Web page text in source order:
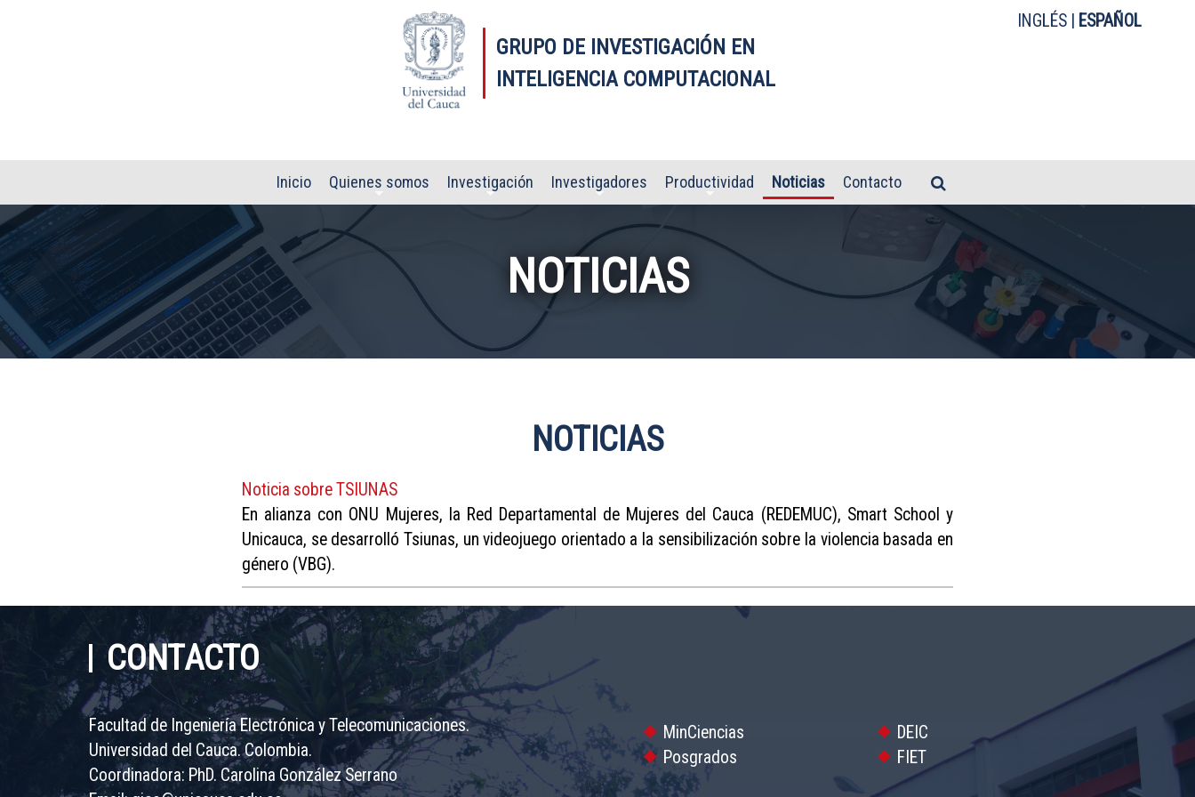
INGLÉS ESPAÑOL
GRUPO DE INVESTIGACIÓN EN
INTELIGENCIA COMPUTACIONAL
Inicio Quienes somos Investigación Investigadores Productividad Noticias Contacto
NOTICIAS
NOTICIAS
Noticia sobre TSIUNAS
En alianza con ONU Mujeres, la Red Departamental de Mujeres del Cauca (REDEMUC), Smart School y
Unicauca, se desarrolló Tsiunas, un videojuego orientado a la sensibilización sobre la violencia basada en
género (VBG).
CONTACTO
Facultad de Ingeniería Electrónica y Telecomunicaciones.
Universidad del Cauca. Colombia.
Coordinadora: PhD. Carolina González Serrano
MinCiencias
Posgrados
DEIC
FIET